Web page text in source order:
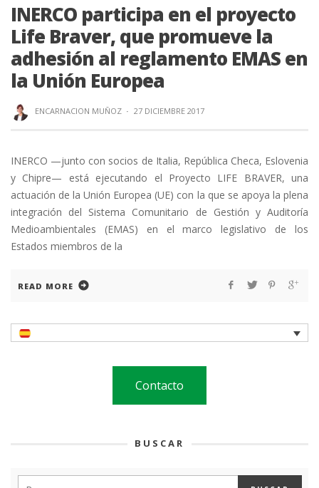
INERCO participa en el proyecto
Life Braver, que promueve la
adhesión al reglamento EMAS en
la Unión Europea
ENCARNACION MUÑOZ · 27 DICIEMBRE 2017
INERCO —junto con socios de Italia, República Checa, Eslovenia
y Chipre— está ejecutando el Proyecto LIFE BRAVER, una
actuación de la Unión Europea (UE) con la que se apoya la plena
integración del Sistema Comunitario de Gestión y Auditoría
Medioambientales (EMAS) en el marco legislativo de los
Estados miembros de la
READ MORE
Contacto
BUSCAR